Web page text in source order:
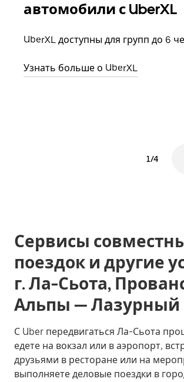
автомобили с UberXL
UberXL доступны для групп до 6
Узнать больше о UberXL
1/4
Сервисы
поездок и другие
г. Ла-Сьота,
Альпы — Лазурный
С Uber передвигаться Ла-Сьота
едете на вокзал или в аэропорт,
друзьями в ресторане или на
выполняете деловые поездки в